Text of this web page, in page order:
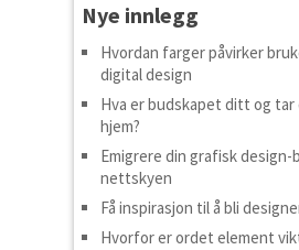
Nye innlegg
Hvordan farger påvirker
digital design
Hva er budskapet ditt og tar
hjem?
Emigrere din grafisk
nettskyen
Få inspirasjon til å bli
Hvorfor er ordet element